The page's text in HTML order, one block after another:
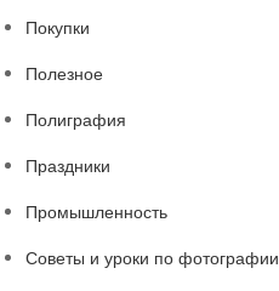
Покупки
Полезное
Полиграфия
Праздники
Промышленность
Советы и уроки по фотографии